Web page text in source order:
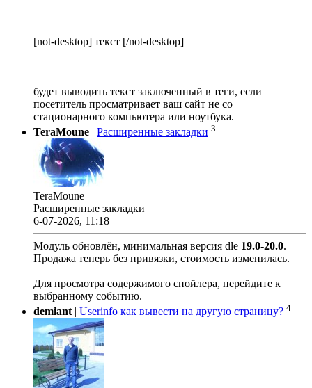
[not-desktop] текст [/not-desktop]
будет выводить текст заключенный в теги, если
посетитель просматривает ваш сайт не со
стационарного компьютера или ноутбука.
TeraMoune | Расширенные закладки 3
TeraMoune
Расширенные закладки
6-07-2026, 11:18
Модуль обновлён, минимальная версия dle 19.0-20.0.
Продажа теперь без привязки, стоимость изменилась.
Для просмотра содержимого спойлера, перейдите к
выбранному событию.
demiant | Userinfo как вывести на другую страницу? 4